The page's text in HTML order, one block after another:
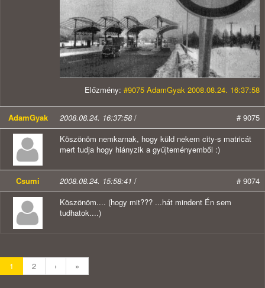
Előzmény: #9075 AdamGyak 2008.08.24. 16:37:58
AdamGyak 2008.08.24. 16:37:58 /
# 9075
Köszönöm nemkarnak, hogy küld nekem city-s matricát
mert tudja hogy hiányzik a gyűjteményemből :)
Csumi 2008.08.24. 15:58:41 /
# 9074
Köszönöm.... (hogy mit??? ...hát mindent Én sem
tudhatok....)
1 2 › »